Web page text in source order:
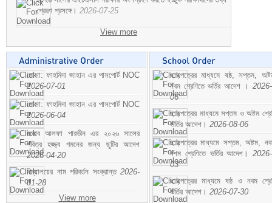
প্রেরণ প্রসঙ্গে। 2026-07-25
View more
মোসা: ফাহমিদা জাহান এর পাসপোর্ট NOC
2026-07-01
মোসা: ফাহমিদা জাহান এর পাসপোর্ট NOC
2026-06-04
জনাব আলফা পারভীন এর ২০২৬ সালের
পবিত্র হজ্জ্ব গমনের জন্য ছুটির আদেশ
2026-04-20
বিদ্যালয়ের নাম পরিবর্তন সংক্রান্ত 2026-
01-28
View more
ছাড়পত্রের মাধ্যমে ষষ্ঠ, সপ্তম,
নবম শ্রেণিতে ভর্তির আদেশ ।
06
ছাড়পত্রের মাধ্যমে সপ্তম ও অষ্টম
ভর্তির আদেশ। 2026-08-06
ছাড়পত্রের মাধ্যমে সপ্তম, অষ্টম,
দশম শ্রেণিতে ভর্তির আদেশ।
03
ছাড়পত্রের মাধ্যমে ষষ্ঠ ও নবম
ভর্তির আদেশ। 2026-07-30